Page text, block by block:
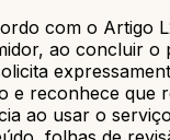
com o Artigo
ao concluir o
e reconhece que
ao usar o